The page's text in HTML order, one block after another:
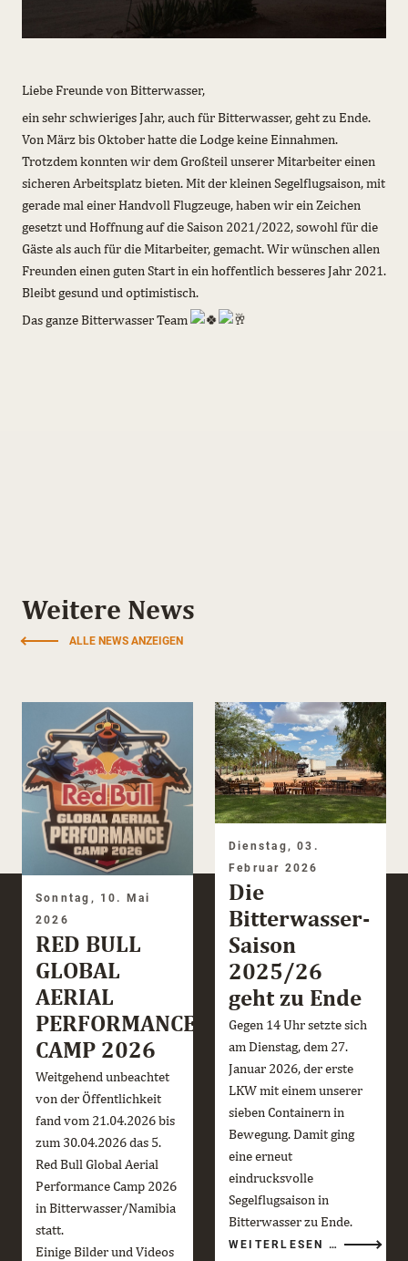
Liebe Freunde von Bitterwasser,
ein sehr schwieriges Jahr, auch für Bitterwasser, geht zu Ende.
Von März bis Oktober hatte die Lodge keine Einnahmen.
Trotzdem konnten wir dem Großteil unserer Mitarbeiter einen
sicheren Arbeitsplatz bieten. Mit der kleinen Segelflugsaison, mit
gerade mal einer Handvoll Flugzeuge, haben wir ein Zeichen
gesetzt und Hoffnung auf die Saison 2021/2022, sowohl für die
Gäste als auch für die Mitarbeiter, gemacht. Wir wünschen allen
Freunden einen guten Start in ein hoffentlich besseres Jahr 2021.
Bleibt gesund und optimistisch.
Das ganze Bitterwasser Team
Weitere News
ALLE NEWS ANZEIGEN
Sonntag, 10. Mai
2026
RED BULL
GLOBAL
AERIAL
PERFORMANCE
CAMP 2026
Weitgehend unbeachtet
von der Öffentlichkeit
fand vom 21.04.2026 bis
zum 30.04.2026 das 5.
Red Bull Global Aerial
Performance Camp 2026
in Bitterwasser/Namibia
statt.
Einige Bilder und Videos
Dienstag, 03.
Februar 2026
Die
Bitterwasser-
Saison
2025/26
geht zu Ende
Gegen 14 Uhr setzte sich
am Dienstag, dem 27.
Januar 2026, der erste
LKW mit einem unserer
sieben Containern in
Bewegung. Damit ging
eine erneut
eindrucksvolle
Segelflugsaison in
Bitterwasser zu Ende.
WEITERLESEN …